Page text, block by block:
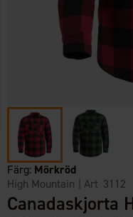
Färg: Mörkröd
High Mountain
| Art 3112
Canadaskjorta